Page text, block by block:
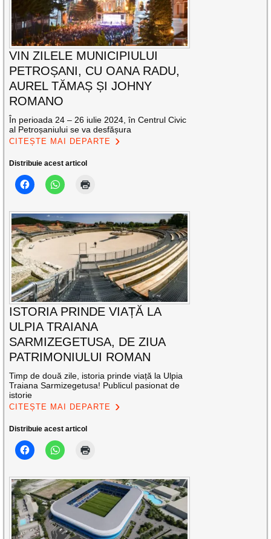
VIN ZILELE MUNICIPIULUI
PETROȘANI, CU OANA RADU,
AUREL TĂMAȘ ȘI JOHNY
ROMANO
În perioada 24 – 26 iulie 2024, în Centrul Civic
al Petroșaniului se va desfășura
CITEȘTE MAI DEPARTE
Distribuie acest articol
ISTORIA PRINDE VIAȚĂ LA
ULPIA TRAIANA
SARMIZEGETUSA, DE ZIUA
PATRIMONIULUI ROMAN
Timp de două zile, istoria prinde viață la Ulpia
Traiana Sarmizegetusa! Publicul pasionat de
istorie
CITEȘTE MAI DEPARTE
Distribuie acest articol